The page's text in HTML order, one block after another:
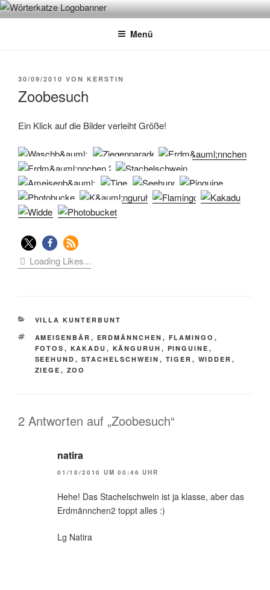
Zum
InhaltWÖRTERKATZE
Von Büchern erzählen
Menü
VERÖFFENTLICHT
30/09/2010 VON KERSTIN
Zoobesuch
Ein Klick auf die Bilder verleiht Größe!
Loading Likes...
KATEGORIEN
VILLA KUNTERBUNT
SCHLAGWÖRTER
AMEISENBÄR , ERDMÄNNCHEN , FLAMINGO ,
FOTOS , KAKADU , KÄNGURUH , PINGUINE ,
SEEHUND , STACHELSCHWEIN , TIGER , WIDDER ,
ZIEGE , ZOO
2 Antworten auf „Zoobesuch“
natira
01/10/2010 UM 00:46 UHR
Hehe! Das Stachelschwein ist ja klasse, aber das
Erdmännchen2 toppt alles :)
Lg Natira